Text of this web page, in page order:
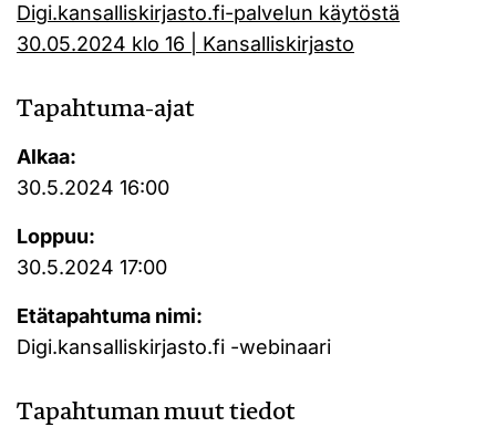
Digi.kansalliskirjasto.fi-palvelun käytöstä
30.05.2024 klo 16 | Kansalliskirjasto
Tapahtuma-ajat
Alkaa:
30.5.2024 16:00
Loppuu:
30.5.2024 17:00
Etätapahtuma nimi:
Digi.kansalliskirjasto.fi -webinaari
Tapahtuman muut tiedot